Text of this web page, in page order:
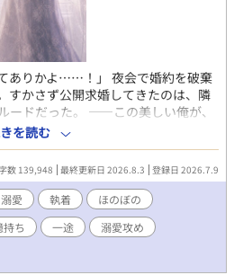
ありかよ……！」 夜会で婚約を破棄
すかさず公開求婚してきたのは、隣
ードだった。 ——この美しい俺が、
じゃない！ 不本意ながら始まった
能どころかとんでもない策士だっ
ぎ、過保護なほど甘やかしてくる。
いられない。 ロイディは婚約破棄の
める。 こう見えて前世は起業家。
も利益をもたらしながら、自分を侮
かと考えたのだ。 そんな異様に沸
り回されっぱなしで——！？ 無能を
から逃げられない生意気ツンデレ
を読む
数 139,948 最終更新日 2026.8.3 登録日 2026.7.9
溺愛 執着
ほのぼの
ち 一途
溺愛攻め